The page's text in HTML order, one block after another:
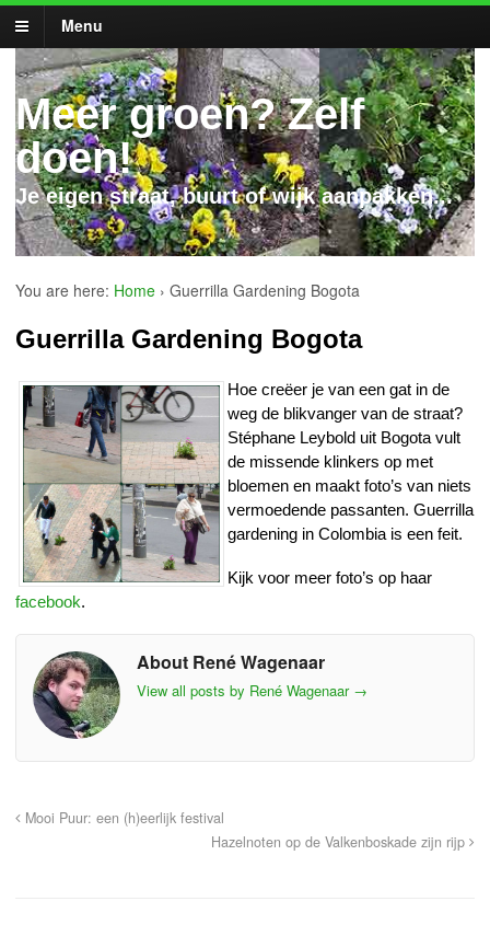
Menu
Meer groen? Zelf
doen!
Je eigen straat, buurt of wijk aanpakken...
You are here: Home › Guerrilla Gardening Bogota
Guerrilla Gardening Bogota
Hoe creëer je van een gat in de
weg de blikvanger van de straat?
Stéphane Leybold uit Bogota vult
de missende klinkers op met
bloemen en maakt foto’s van niets
vermoedende passanten. Guerrilla
gardening in Colombia is een feit.
Kijk voor meer foto’s op haar
facebook.
About René Wagenaar
View all posts by René Wagenaar →
Mooi Puur: een (h)eerlijk festival
Hazelnoten op de Valkenboskade zijn rijp